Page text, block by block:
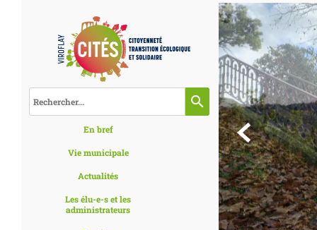
En bref
Vie municipale
Actualités
Les élu-e-s et les
administrateurs

search